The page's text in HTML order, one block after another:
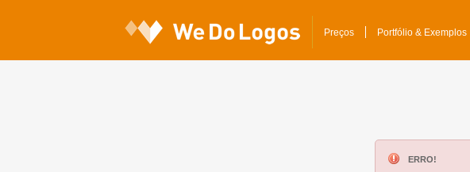
Preços Portfólio & Exemplos
ERRO!